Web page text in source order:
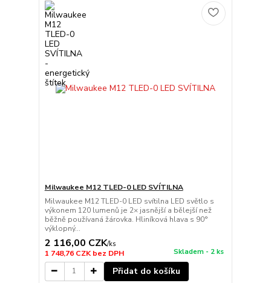
Milwaukee M12 TLED-0 LED SVÍTILNA
Milwaukee M12 TLED-0 LED svítilna LED světlo s
výkonem 120 lumenů je 2× jasnější a bělejší než
běžně používaná žárovka. Hliníková hlava s 90°
výklopný...
2 116,00 CZK/ks
1 748,76 CZKbez DPH Skladem - 2 ks
Přidat do košíku